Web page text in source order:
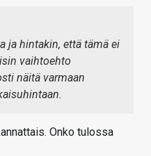
ja hintakin, että tämä ei
vaihtoehto
näitä varmaan
Onko tulossa